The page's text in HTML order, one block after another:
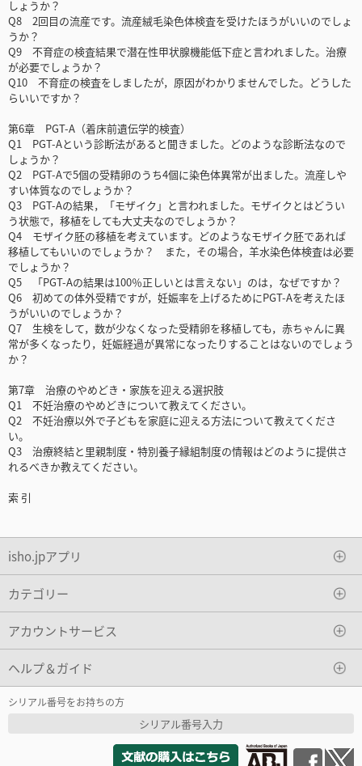
しょうか？
Q8 2回目の流産です。流産絨毛染色体検査を受けたほうがいいのでしょ
うか？
Q9 不育症の検査結果で潜在性甲状腺機能低下症と言われました。治療
が必要でしょうか？
Q10 不育症の検査をしましたが，原因がわかりませんでした。どうした
らいいですか？
第6章 PGT-A（着床前遺伝学的検査）
Q1 PGT-Aという診断法があると聞きました。どのような診断法なので
しょうか？
Q2 PGT-Aで5個の受精卵のうち4個に染色体異常が出ました。流産しや
すい体質なのでしょうか？
Q3 PGT-Aの結果，「モザイク」と言われました。モザイクとはどうい
う状態で，移植をしても大丈夫なのでしょうか？
Q4 モザイク胚の移植を考えています。どのようなモザイク胚であれば
移植してもいいのでしょうか？ また，その場合，羊水染色体検査は必要
でしょうか？
Q5 「PGT-Aの結果は100％正しいとは言えない」のは，なぜですか？
Q6 初めての体外受精ですが，妊娠率を上げるためにPGT-Aを考えたほ
うがいいのでしょうか？
Q7 生検をして，数が少なくなった受精卵を移植しても，赤ちゃんに異
常が多くなったり，妊娠経過が異常になったりすることはないのでしょう
か？
第7章 治療のやめどき・家族を迎える選択肢
Q1 不妊治療のやめどきについて教えてください。
Q2 不妊治療以外で子どもを家庭に迎える方法について教えてくださ
い。
Q3 治療終結と里親制度・特別養子縁組制度の情報はどのように提供さ
れるべきか教えてください。
索 引
isho.jpアプリ
カテゴリー
アカウントサービス
ヘルプ＆ガイド
シリアル番号をお持ちの方
シリアル番号入力